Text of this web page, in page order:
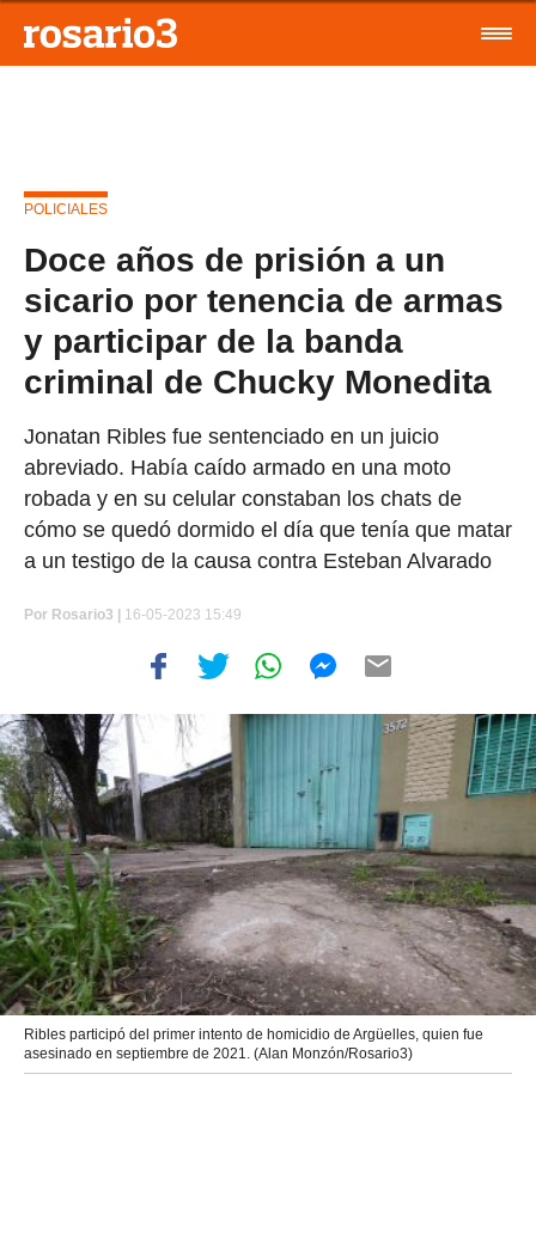
POLICIALES
Doce años de prisión a un
sicario por tenencia de armas
y participar de la banda
criminal de Chucky Monedita
Jonatan Ribles fue sentenciado en un juicio
abreviado. Había caído armado en una moto
robada y en su celular constaban los chats de
cómo se quedó dormido el día que tenía que matar
a un testigo de la causa contra Esteban Alvarado
Por Rosario3 | 16-05-2023 15:49
Ribles participó del primer intento de homicidio de Argüelles, quien fue
asesinado en septiembre de 2021. (Alan Monzón/Rosario3)